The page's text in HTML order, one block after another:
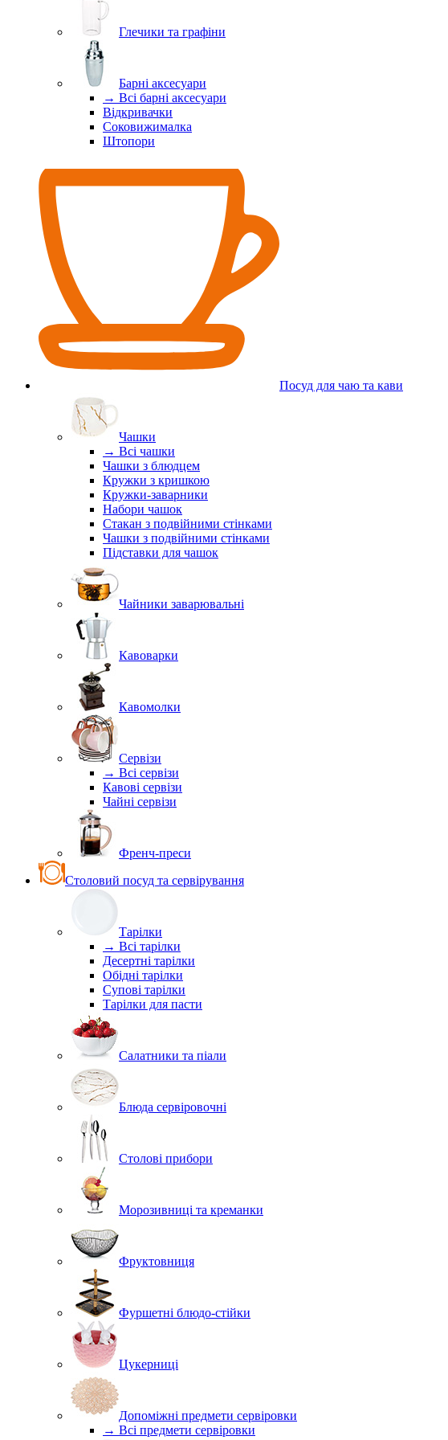
Глечики та графіни
Барні аксесуари
→ Всі барні аксесуари
Відкривачки
Соковижималка
Штопори
Посуд для чаю та кави
Чашки
→ Всі чашки
Чашки з блюдцем
Кружки з кришкою
Кружки-заварники
Набори чашок
Стакан з подвійними стінками
Чашки з подвійними стінками
Підставки для чашок
Чайники заварювальні
Кавоварки
Кавомолки
Сервізи
→ Всі сервізи
Кавові сервізи
Чайні сервізи
Френч-преси
Столовий посуд та сервірування
Тарілки
→ Всі тарілки
Десертні тарілки
Обідні тарілки
Супові тарілки
Тарілки для пасти
Салатники та піали
Блюда сервіровочні
Столові прибори
Морозивниці та креманки
Фруктовниця
Фуршетні блюдо-стійки
Цукерниці
Допоміжні предмети сервіровки
→ Всі предмети сервіровки